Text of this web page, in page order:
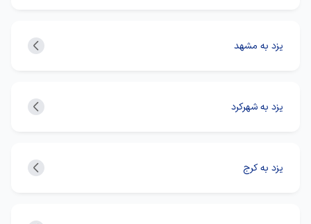
یزد به مشهد
یزد به شهرکرد
یزد به کرج